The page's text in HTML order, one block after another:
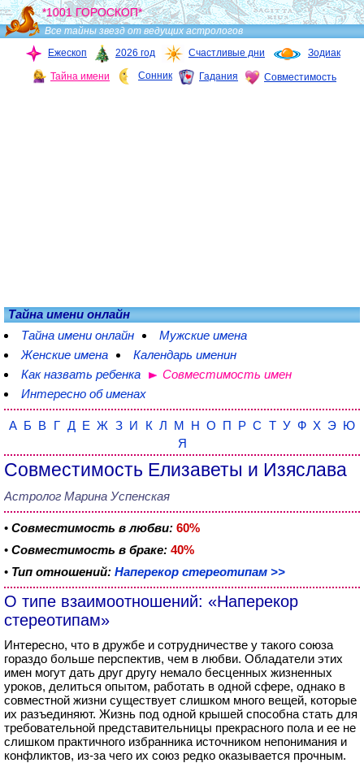
*1001 ГОРОСКОП*
Все тайны звезд от ведущих астрологов
Ежескоп
2026 год Счастливые дни Зодиак
Тайна имени Сонник Гадания Совместимость
Тайна имени онлайн
Тайна имени онлайн
Мужские имена
Женские имена
Календарь именин
Как назвать ребенка
Совместимость имен
Интересно об именах
А Б В Г Д Е Ж З И К Л М Н О П Р С Т У Ф Х Э Ю
Я
Совместимость Елизаветы и Изяслава
Астролог Марина Успенская
• Совместимость в любви: 60%
• Совместимость в браке: 40%
• Тип отношений: Наперекор стереотипам >>
О типе взаимоотношений: «Наперекор
стереотипам»
Интересно, что в дружбе и сотрудничестве у такого союза
гораздо больше перспектив, чем в любви. Обладатели этих
имен могут дать друг другу немало бесценных жизненных
уроков, делиться опытом, работать в одной сфере, однако в
совместной жизни существует слишком много вещей, которые
их разъединяют. Жизнь под одной крышей способна стать для
требовательной представительницы прекрасного пола и ее не
слишком практичного избранника источником непонимания и
конфликтов, из-за чего их союз редко оказывается прочным.